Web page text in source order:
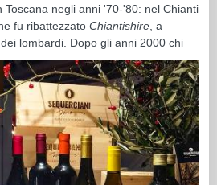
Toscana negli anni '70-'80: nel Chianti
fu ribattezzato Chiantishire , a
lombardi. Dopo gli anni 2000 chi